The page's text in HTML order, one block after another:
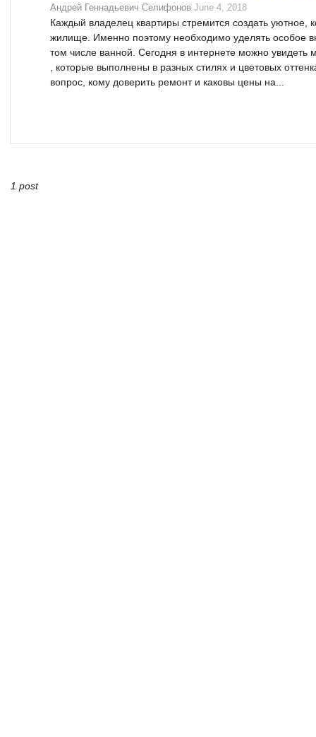
Андрей Геннадьевич Селифонов June 4, 2018
Каждый владелец квартиры стремится создать уютное,
жилище. Именно поэтому необходимо уделять особое
том числе ванной. Сегодня в интернете можно увидеть
, которые выполнены в разных стилях и цветовых
вопрос, кому доверить ремонт и каковы цены на...
1 post